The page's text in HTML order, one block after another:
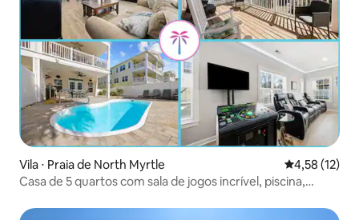
Vila ⋅ Praia de North Myrtle 4,58 de uma
4,58 (12)
Casa de 5 quartos com sala de jogos incrível, piscina,